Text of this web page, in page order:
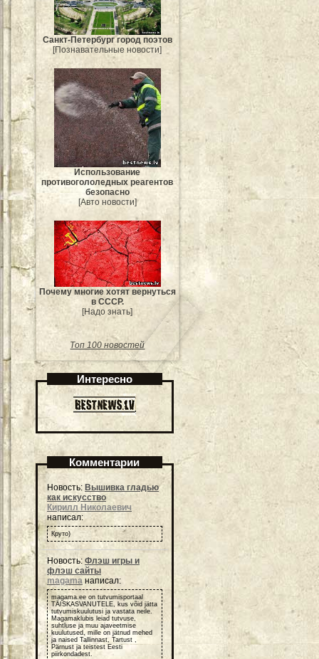
Санкт-Петербург город поэтов
[Познавательные новости]
Использование
противогололедных реагентов
безопасно
[Авто новости]
Почему многие хотят вернуться
в СССР.
[Надо знать]
Топ 100 новостей
Интересно
Комментарии
Новость: Вышивка гладью
как искусство
Кирилл Николаевич
написал:
Круто)
Новость: Флэш игры и
флэш сайты
magama написал:
magama.ee on tutvumisportaal
TÄISKASVANUTELE, kus võid jätta
tutvumiskuulutusi ja vastata neile.
Magamaklubis leiad tutvuse,
suhtluse ja muu ajaveetmise
kuulutused, mille on jätnud mehed
ja naised Tallinnast, Tartust ,
Pärnust ja teistest Eesti
piirkondadest.